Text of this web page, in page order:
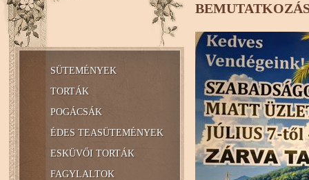
SÜTEMÉNYEK
TORTÁK
POGÁCSÁK
ÉDES TEASÜTEMÉNYEK
ESKÜVŐI TORTÁK
FAGYLALTOK